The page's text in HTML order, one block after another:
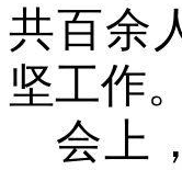
共百余
坚工作。
会上